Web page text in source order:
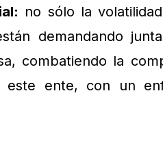
no sólo la
demandando
combatiendo la
ente, con un